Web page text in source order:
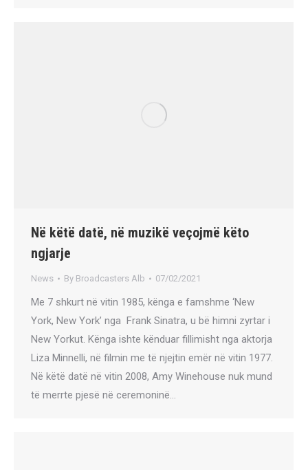
Në këtë datë, në muzikë veçojmë këto
ngjarje
News By Broadcasters Alb 07/02/2021
Me 7 shkurt në vitin 1985, kënga e famshme ‘New
York, New York’ nga Frank Sinatra, u bë himni zyrtar i
New Yorkut. Kënga ishte kënduar fillimisht nga aktorja
Liza Minnelli, në filmin me të njejtin emër në vitin 1977.
Në këtë datë në vitin 2008, Amy Winehouse nuk mund
të merrte pjesë në ceremoninë…